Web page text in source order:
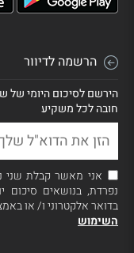
הרשמה לדיוור
הירשם לסיכום היומי של
חובה לכל משקיע
אני מאשר קבלת שני
נפרדת, בנושאים סיכום
בדואר אלקטרוני ו/ או
השימוש